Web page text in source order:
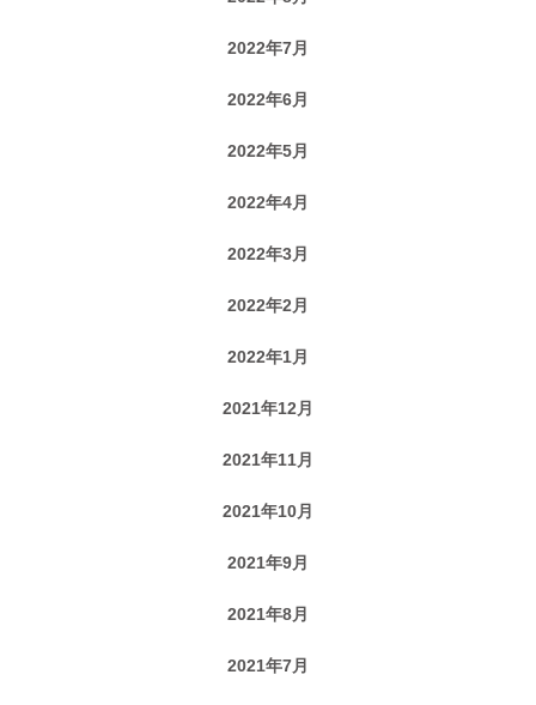
2022年7月
2022年6月
2022年5月
2022年4月
2022年3月
2022年2月
2022年1月
2021年12月
2021年11月
2021年10月
2021年9月
2021年8月
2021年7月